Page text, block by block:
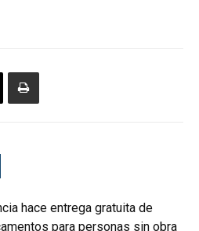
hace entrega gratuita de
para personas sin obra